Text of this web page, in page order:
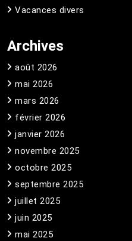
Vacances divers
Archives
août 2026
mai 2026
mars 2026
février 2026
janvier 2026
novembre 2025
octobre 2025
septembre 2025
juillet 2025
juin 2025
mai 2025